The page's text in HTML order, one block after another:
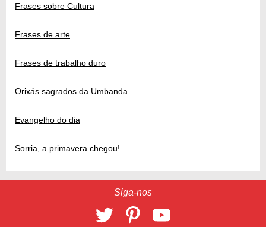
Frases sobre Cultura
Frases de arte
Frases de trabalho duro
Orixás sagrados da Umbanda
Evangelho do dia
Sorria, a primavera chegou!
Siga-nos